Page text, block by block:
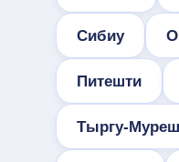
Сибиу
Питешти
Тыргу-Муреш